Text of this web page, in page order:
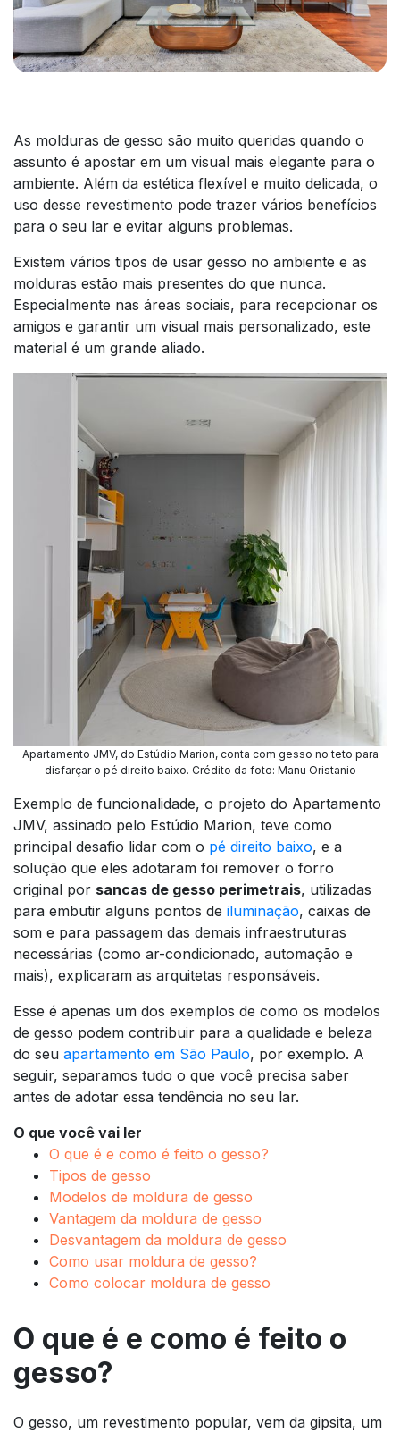
As molduras de gesso são muito queridas quando o
assunto é apostar em um visual mais elegante para o
ambiente. Além da estética flexível e muito delicada, o
uso desse revestimento pode trazer vários benefícios
para o seu lar e evitar alguns problemas.
Existem vários tipos de usar gesso no ambiente e as
molduras estão mais presentes do que nunca.
Especialmente nas áreas sociais, para recepcionar os
amigos e garantir um visual mais personalizado, este
material é um grande aliado.
Apartamento JMV, do Estúdio Marion, conta com gesso no teto para
disfarçar o pé direito baixo. Crédito da foto: Manu Oristanio
Exemplo de funcionalidade, o projeto do Apartamento
JMV, assinado pelo Estúdio Marion, teve como
principal desafio lidar com o pé direito baixo, e a
solução que eles adotaram foi remover o forro
original por sancas de gesso perimetrais, utilizadas
para embutir alguns pontos de iluminação, caixas de
som e para passagem das demais infraestruturas
necessárias (como ar-condicionado, automação e
mais), explicaram as arquitetas responsáveis.
Esse é apenas um dos exemplos de como os modelos
de gesso podem contribuir para a qualidade e beleza
do seu apartamento em São Paulo, por exemplo. A
seguir, separamos tudo o que você precisa saber
antes de adotar essa tendência no seu lar.
O que você vai ler
O que é e como é feito o gesso?
Tipos de gesso
Modelos de moldura de gesso
Vantagem da moldura de gesso
Desvantagem da moldura de gesso
Como usar moldura de gesso?
Como colocar moldura de gesso
O que é e como é feito o
gesso?
O gesso, um revestimento popular, vem da gipsita, um